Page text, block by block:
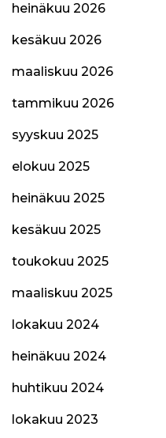
heinäkuu 2026
kesäkuu 2026
maaliskuu 2026
tammikuu 2026
syyskuu 2025
elokuu 2025
heinäkuu 2025
kesäkuu 2025
toukokuu 2025
maaliskuu 2025
lokakuu 2024
heinäkuu 2024
huhtikuu 2024
lokakuu 2023